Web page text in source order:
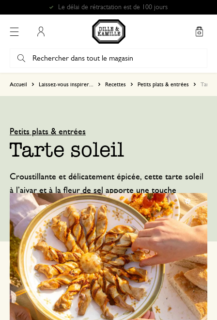
Accueil Laissez-vous inspirer... Recettes Petits plats & entrées Tarte
Petits plats & entrées
Tarte soleil
Croustillante et délicatement épicée, cette tarte soleil
à l’ajvar et à la fleur de sel apporte une touche
originale à l’apéritif ou à un déjeuner léger à partager.